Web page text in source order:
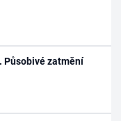
Působivé zatmění